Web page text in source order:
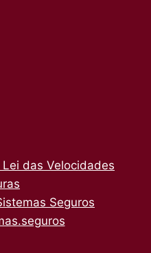
das Velocidades
Seguros